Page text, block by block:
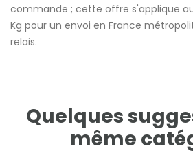
commande ; cette offre s'applique
Kg pour un envoi en France
relais.
Quelques
même